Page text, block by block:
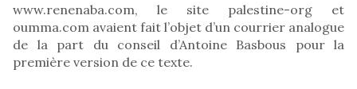
www.renenaba.com, le site palestine-org et
oumma.com avaient fait l’objet d’un courrier analogue
de la part du conseil d’Antoine Basbous pour la
première version de ce texte.